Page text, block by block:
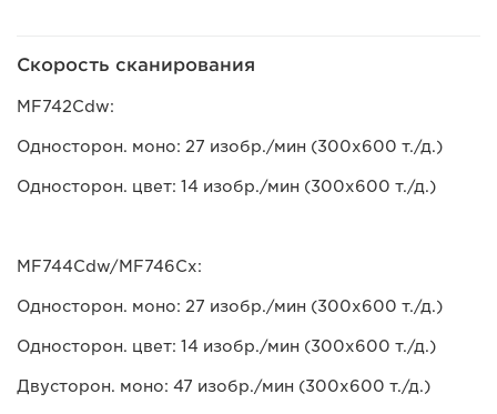
Скорость сканирования
MF742Cdw:
Односторон. моно: 27 изобр./мин (300x600 т./д.)
Односторон. цвет: 14 изобр./мин (300x600 т./д.)
MF744Cdw/MF746Cx:
Односторон. моно: 27 изобр./мин (300x600 т./д.)
Односторон. цвет: 14 изобр./мин (300x600 т./д.)
Двусторон. моно: 47 изобр./мин (300x600 т./д.)